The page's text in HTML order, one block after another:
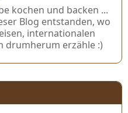
kochen und backen ...
Blog entstanden, wo
internationalen
drumherum erzähle :)